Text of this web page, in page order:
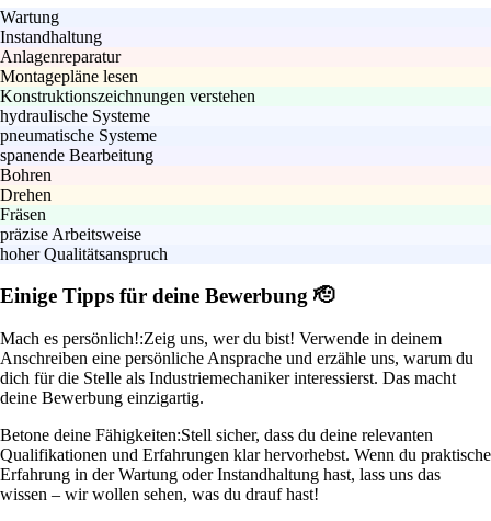
Wartung
Instandhaltung
Anlagenreparatur
Montagepläne lesen
Konstruktionszeichnungen verstehen
hydraulische Systeme
pneumatische Systeme
spanende Bearbeitung
Bohren
Drehen
Fräsen
präzise Arbeitsweise
hoher Qualitätsanspruch
Einige Tipps für deine Bewerbung 🫡
Mach es persönlich!:Zeig uns, wer du bist! Verwende in deinem
Anschreiben eine persönliche Ansprache und erzähle uns, warum du
dich für die Stelle als Industriemechaniker interessierst. Das macht
deine Bewerbung einzigartig.
Betone deine Fähigkeiten:Stell sicher, dass du deine relevanten
Qualifikationen und Erfahrungen klar hervorhebst. Wenn du praktische
Erfahrung in der Wartung oder Instandhaltung hast, lass uns das
wissen – wir wollen sehen, was du drauf hast!